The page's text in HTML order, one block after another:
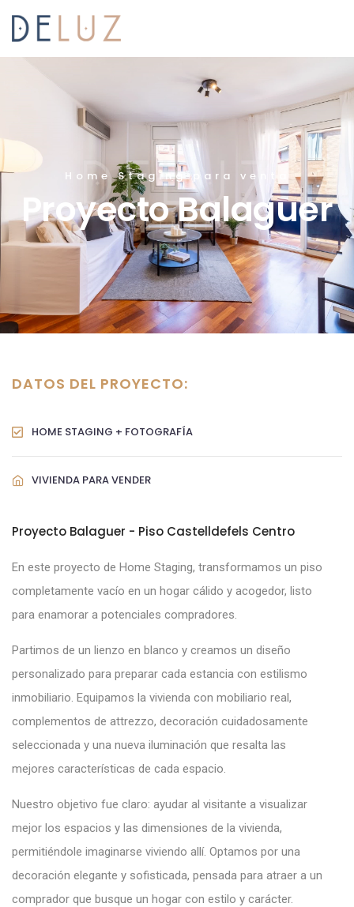
Home Staging para venta
Proyecto Balaguer
DATOS DEL PROYECTO:
HOME STAGING + FOTOGRAFÍA
VIVIENDA PARA VENDER
Proyecto Balaguer - Piso Castelldefels Centro
En este proyecto de Home Staging, transformamos un piso
completamente vacío en un hogar cálido y acogedor, listo
para enamorar a potenciales compradores.
Partimos de un lienzo en blanco y creamos un diseño
personalizado para preparar cada estancia con estilismo
inmobiliario. Equipamos la vivienda con mobiliario real,
complementos de attrezzo, decoración cuidadosamente
seleccionada y una nueva iluminación que resalta las
mejores características de cada espacio.
Nuestro objetivo fue claro: ayudar al visitante a visualizar
mejor los espacios y las dimensiones de la vivienda,
permitiéndole imaginarse viviendo allí. Optamos por una
decoración elegante y sofisticada, pensada para atraer a un
comprador que busque un hogar con estilo y carácter.